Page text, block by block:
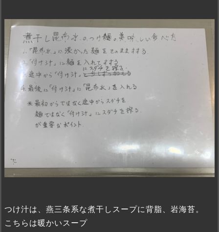
つけ汁は、燕三条系な煮干しスープに背脂、岩海苔。
こちらは暖かいスープ